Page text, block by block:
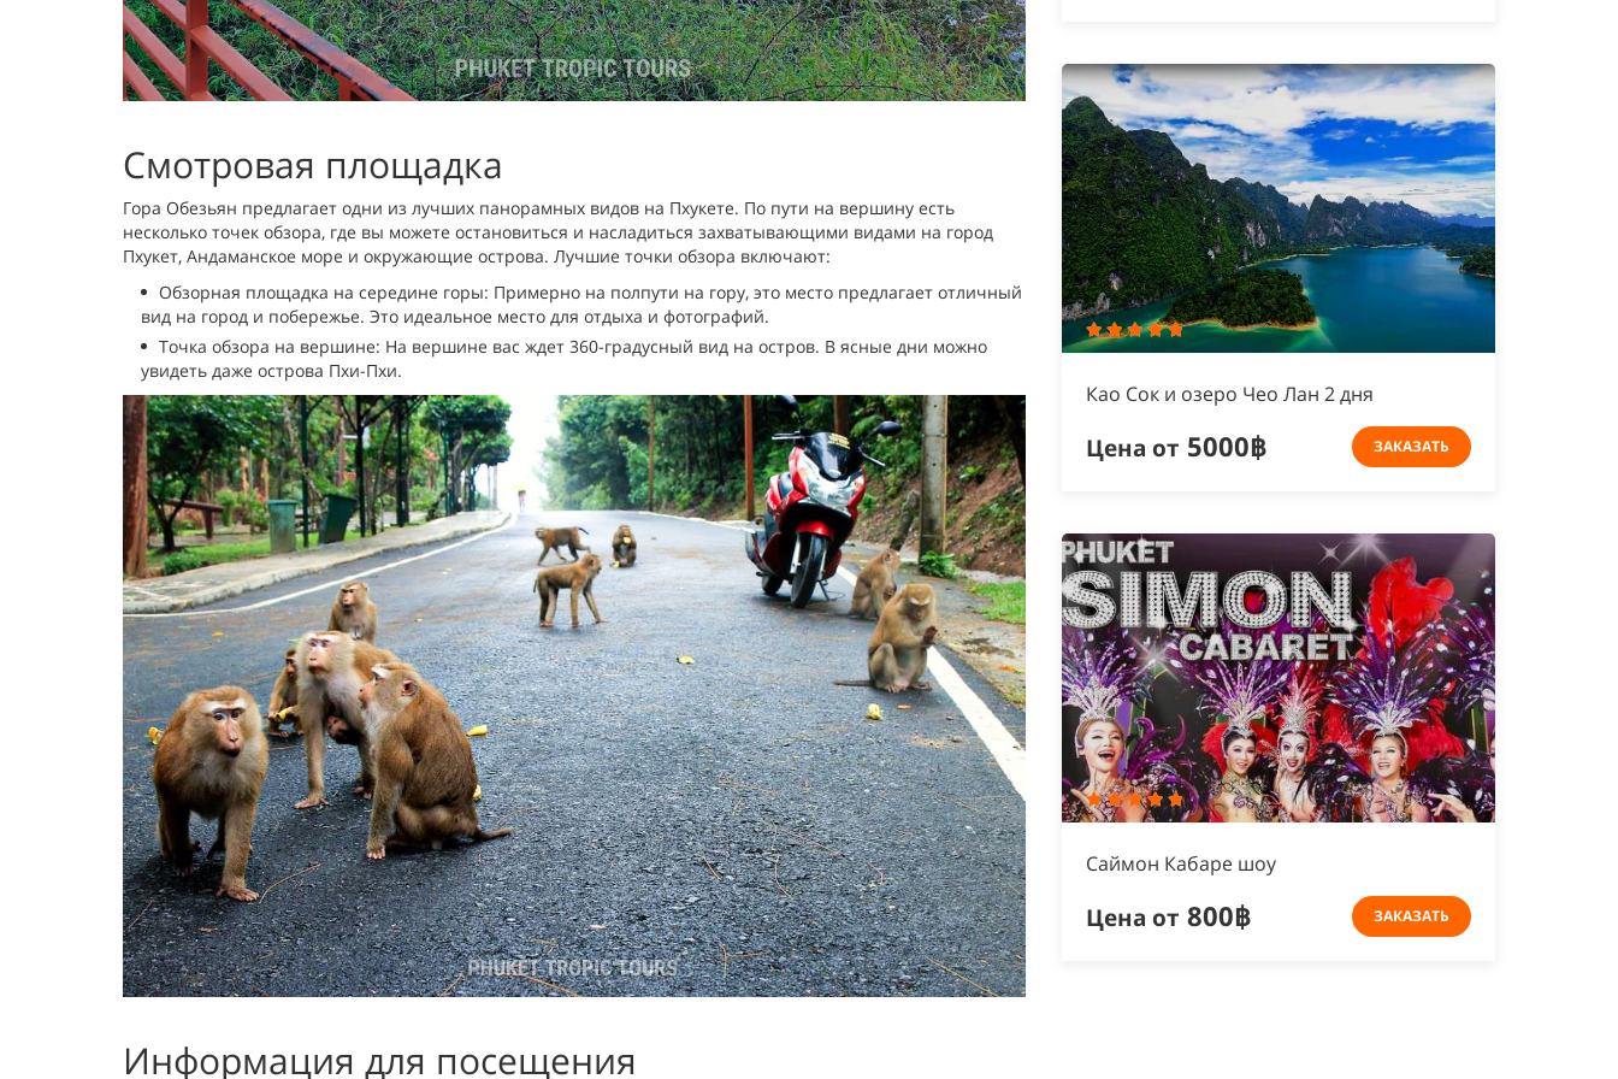
Смотровая площадка
Гора Обезьян предлагает одни из лучших панорамных видов на Пхукете. По пути на вершину есть
несколько точек обзора, где вы можете остановиться и насладиться захватывающими видами на город
Пхукет, Андаманское море и окружающие острова. Лучшие точки обзора включают:
Обзорная площадка на середине горы: Примерно на полпути на гору, это место предлагает отличный
вид на город и побережье. Это идеальное место для отдыха и фотографий.
Точка обзора на вершине: На вершине вас ждет 360-градусный вид на остров. В ясные дни можно
увидеть даже острова Пхи-Пхи.
Информация для посещения
Као Сок и озеро Чео Лан 2 дня
Цена от 5000฿ ЗАКАЗАТЬ
Cаймон Кабаре шоу
Цена от 800฿ ЗАКАЗАТЬ